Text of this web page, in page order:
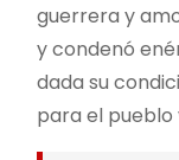
guerrera y
y condenó
dada su
para el pueblo